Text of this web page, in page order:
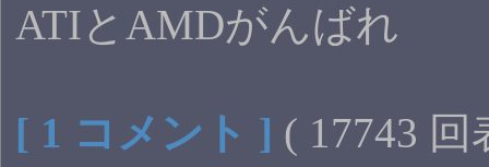
ATIとAMDがんばれ
[ 1 コメント ] ( 17743